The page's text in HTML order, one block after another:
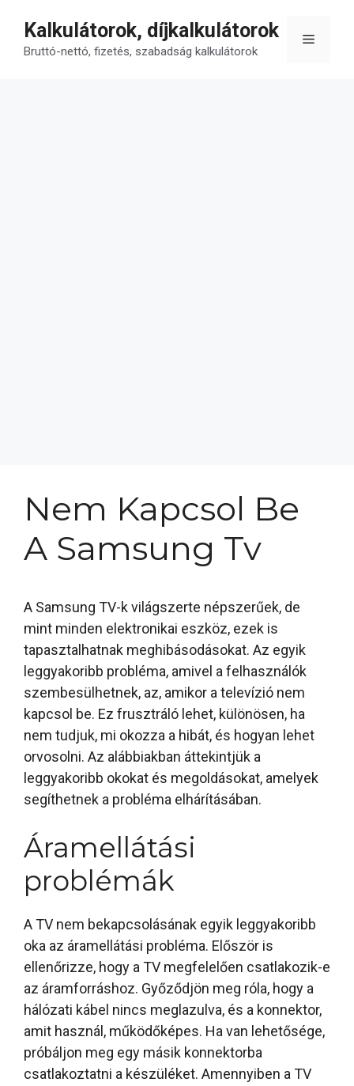
tartalomba
Kalkulátorok, díjkalkulátorok
Bruttó-nettó, fizetés, szabadság kalkulátorok
Menü
Nem Kapcsol Be
A Samsung Tv
A Samsung TV-k világszerte népszerűek, de
mint minden elektronikai eszköz, ezek is
tapasztalhatnak meghibásodásokat. Az egyik
leggyakoribb probléma, amivel a felhasználók
szembesülhetnek, az, amikor a televízió nem
kapcsol be. Ez frusztráló lehet, különösen, ha
nem tudjuk, mi okozza a hibát, és hogyan lehet
orvosolni. Az alábbiakban áttekintjük a
leggyakoribb okokat és megoldásokat, amelyek
segíthetnek a probléma elhárításában.
Áramellátási
problémák
A TV nem bekapcsolásának egyik leggyakoribb
oka az áramellátási probléma. Először is
ellenőrizze, hogy a TV megfelelően csatlakozik-e
az áramforráshoz. Győződjön meg róla, hogy a
hálózati kábel nincs meglazulva, és a konnektor,
amit használ, működőképes. Ha van lehetősége,
próbáljon meg egy másik konnektorba
csatlakoztatni a készüléket. Amennyiben a TV